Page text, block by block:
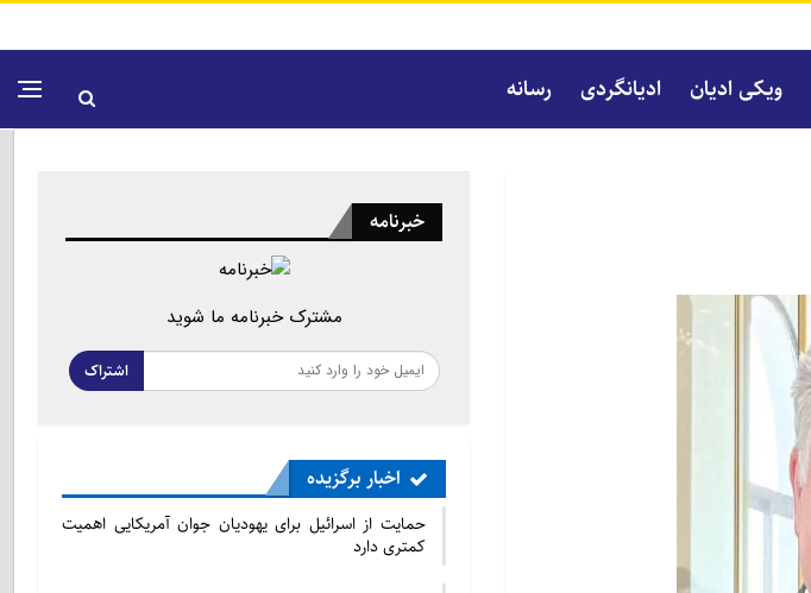
ویکی ادیان ادیانگردی رسانه
خبرنامه
مشترک خبرنامه ما شوید
اشتراک
اخبار برگزیده
حمایت از اسرائیل برای یهودیان جوان آمریکایی اهمیت
کمتری دارد